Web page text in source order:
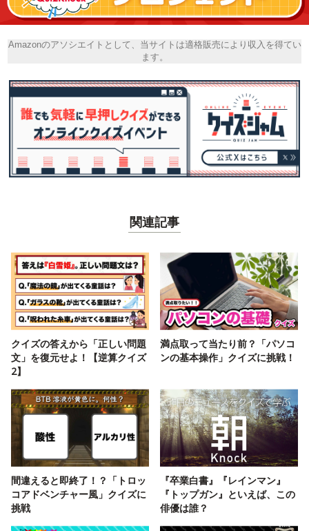
Amazonのアソシエイトとして、当サイトは適格販売により収入を得てい
ます。
関連記事
クイズの答えから「正しい問題
文」を復元せよ！【逆算クイズ
2】
満点取って当たり前？「パソコ
ンの基本操作」クイズに挑戦！
間違えると即終了！？「トロッ
コアドベンチャー風」クイズに
挑戦
『卒業白書』『レインマン』
『トップガン』といえば、この
俳優は誰？